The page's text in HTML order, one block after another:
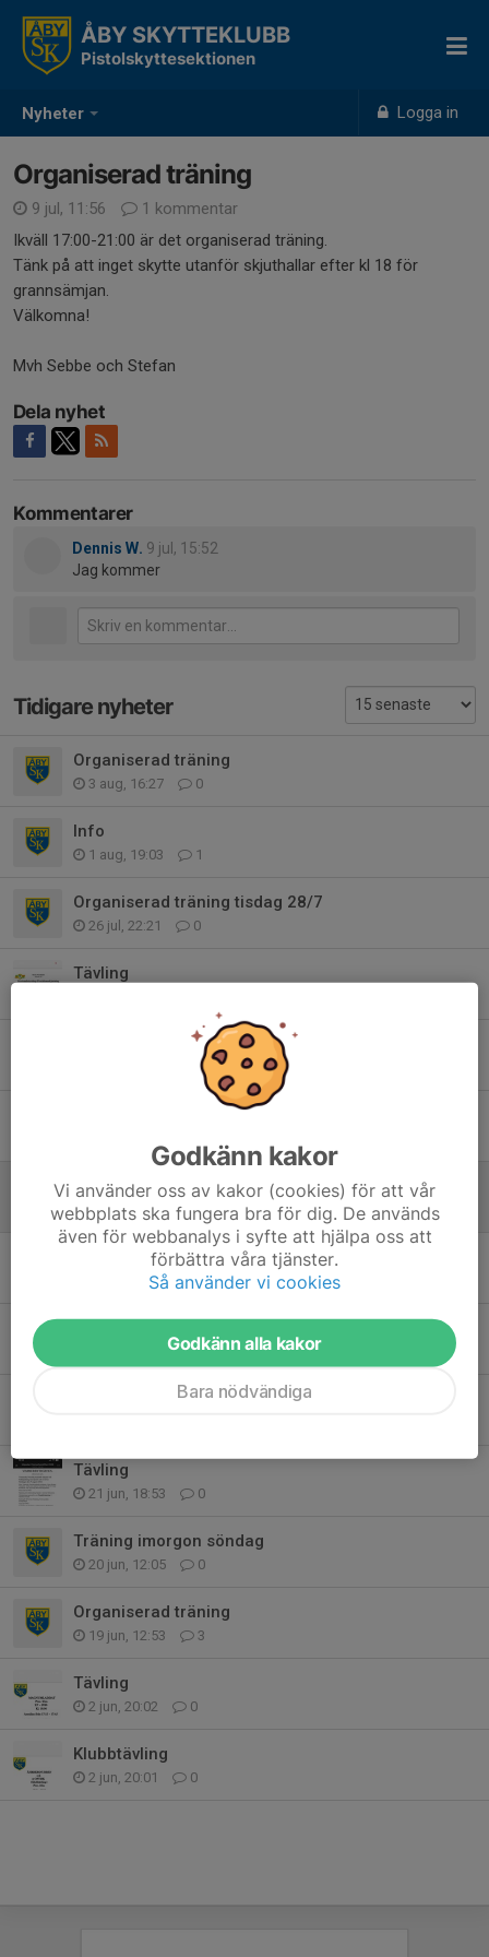
Nyheter Logga in
ÅBY SKYTTEKLUBB
Pistolskyttesektionen
Organiserad träning
9 jul, 11:56
1 kommentar
Ikväll 17:00-21:00 är det organiserad träning.
Tänk på att inget skytte utanför skjuthallar efter kl 18 för
grannsämjan.
Välkomna!
Mvh Sebbe och Stefan
Dela nyhet
Kommentarer
Dennis W. 9 jul, 15:52
Jag kommer
Tidigare nyheter
Organiserad träning
3 aug, 16:27 0
Info
1 aug, 19:03 1
Organiserad träning tisdag 28/7
26 jul, 22:21 0
Tävling
Organiserad träning
0
Organiserad träning
9 jul, 11:56 1
21 jun, 18:59 0
21 jun, 18:57 0
Tävling
21 jun, 18:53 0
Träning imorgon söndag
20 jun, 12:05 0
Organiserad träning
19 jun, 12:53 3
Tävling
2 jun, 20:02 0
Klubbtävling
2 jun, 20:01 0
Godkänn kakor
Vi använder oss av kakor (cookies) för att vår
webbplats ska fungera bra för dig. De används
även för webbanalys i syfte att hjälpa oss att
förbättra våra tjänster.
Så använder vi cookies
Godkänn alla kakor
Bara nödvändiga